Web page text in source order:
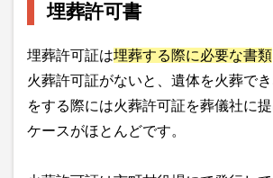
埋葬許可書
埋葬許可証は埋葬する際に必要な書類
火葬許可証がないと、遺体を火葬で
をする際には火葬許可証を葬儀社に
ケースがほとんどです。